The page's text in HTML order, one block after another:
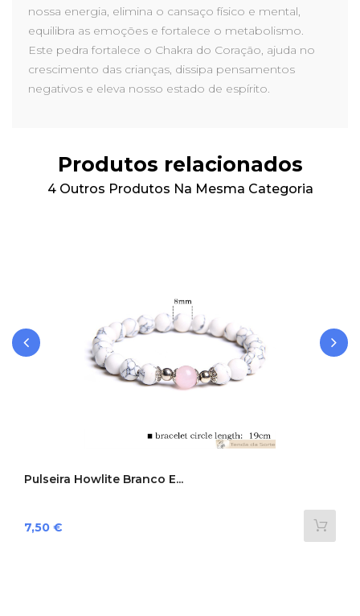
nossa energia, elimina o cansaço físico e mental,
equilibra as emoções e fortalece o metabolismo.
Este pedra fortalece o Chakra do Coração, ajuda no
crescimento das crianças, dissipa pensamentos
negativos e eleva nosso estado de espírito.
Produtos relacionados
4 Outros Produtos Na Mesma Categoria
Pulseira Howlite Branco E...
Preço
7,50 €